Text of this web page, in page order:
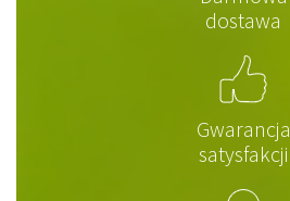
dostawa
Gwarancja
satysfakcji